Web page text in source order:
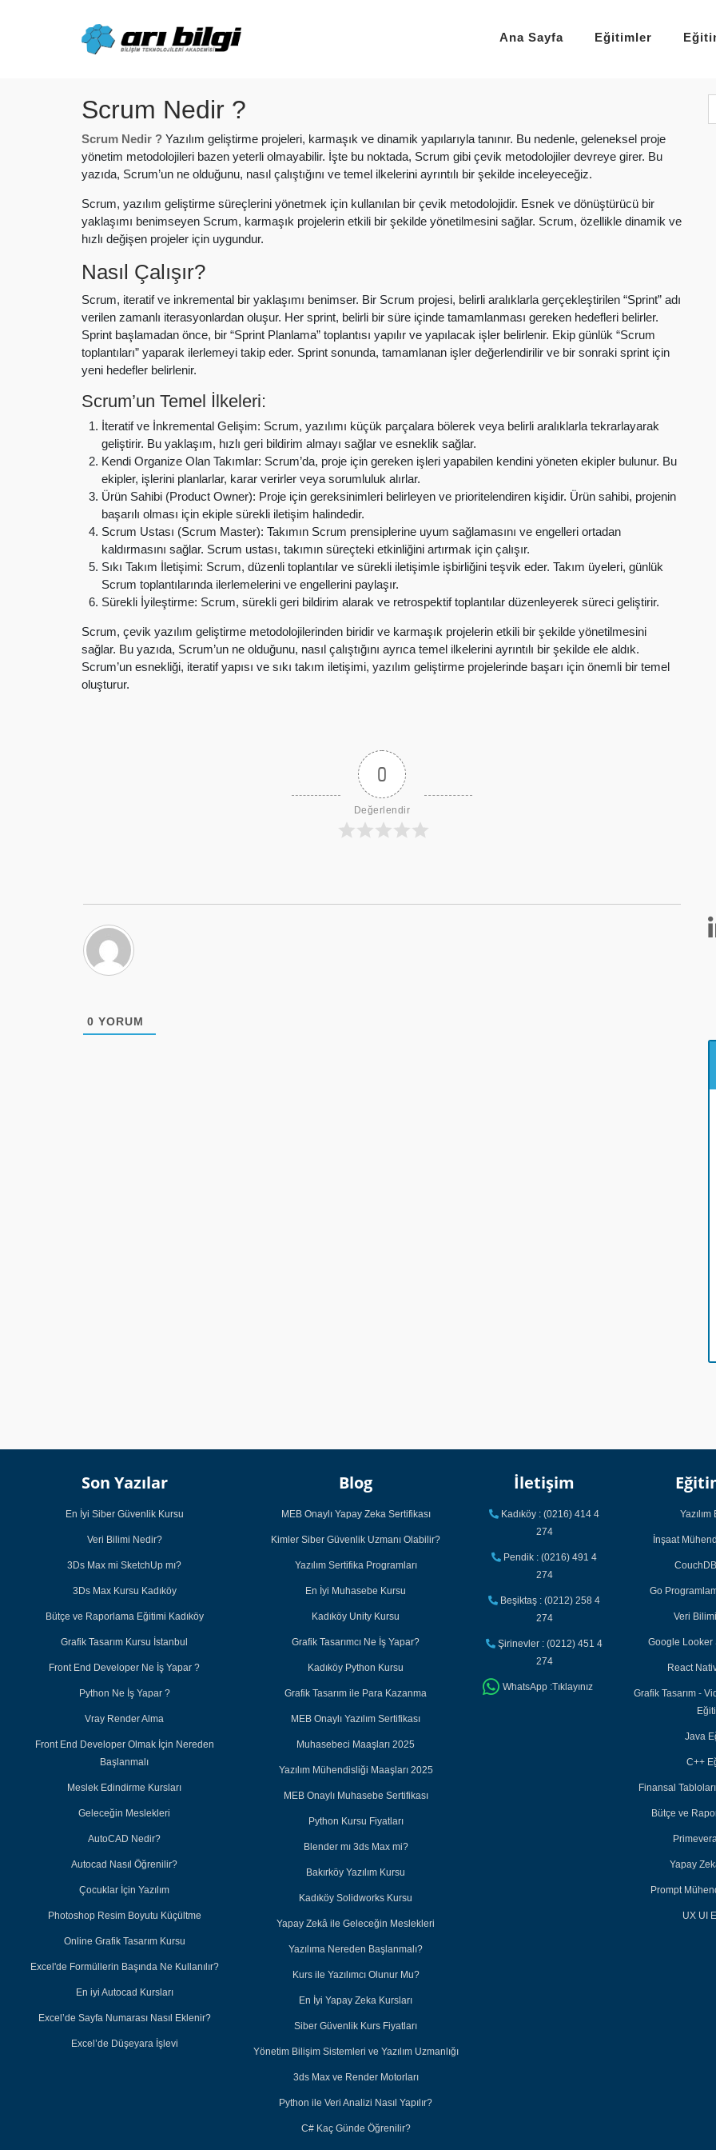
Ana Sayfa Eğitimler
Scrum Nedir ?
Scrum Nedir ? Yazılım geliştirme projeleri, karmaşık ve dinamik yapılarıyla tanınır. Bu nedenle, geleneksel proje
yönetim metodolojileri bazen yeterli olmayabilir. İşte bu noktada, Scrum gibi çevik metodolojiler devreye girer. Bu
yazıda, Scrum’un ne olduğunu, nasıl çalıştığını ve temel ilkelerini ayrıntılı bir şekilde inceleyeceğiz.
Scrum, yazılım geliştirme süreçlerini yönetmek için kullanılan bir çevik metodolojidir. Esnek ve dönüştürücü bir
yaklaşımı benimseyen Scrum, karmaşık projelerin etkili bir şekilde yönetilmesini sağlar. Scrum, özellikle dinamik ve
hızlı değişen projeler için uygundur.
Nasıl Çalışır?
Scrum, iteratif ve inkremental bir yaklaşımı benimser. Bir Scrum projesi, belirli aralıklarla gerçekleştirilen “Sprint” adı
verilen zamanlı iterasyonlardan oluşur. Her sprint, belirli bir süre içinde tamamlanması gereken hedefleri belirler.
Sprint başlamadan önce, bir “Sprint Planlama” toplantısı yapılır ve yapılacak işler belirlenir. Ekip günlük “Scrum
toplantıları” yaparak ilerlemeyi takip eder. Sprint sonunda, tamamlanan işler değerlendirilir ve bir sonraki sprint için
yeni hedefler belirlenir.
Scrum’un Temel İlkeleri:
İteratif ve İnkremental Gelişim: Scrum, yazılımı küçük parçalara bölerek veya belirli aralıklarla tekrarlayarak
geliştirir. Bu yaklaşım, hızlı geri bildirim almayı sağlar ve esneklik sağlar.
Kendi Organize Olan Takımlar: Scrum’da, proje için gereken işleri yapabilen kendini yöneten ekipler bulunur. Bu
ekipler, işlerini planlarlar, karar verirler veya sorumluluk alırlar.
Ürün Sahibi (Product Owner): Proje için gereksinimleri belirleyen ve prioritelendiren kişidir. Ürün sahibi, projenin
başarılı olması için ekiple sürekli iletişim halindedir.
Scrum Ustası (Scrum Master): Takımın Scrum prensiplerine uyum sağlamasını ve engelleri ortadan
kaldırmasını sağlar. Scrum ustası, takımın süreçteki etkinliğini artırmak için çalışır.
Sıkı Takım İletişimi: Scrum, düzenli toplantılar ve sürekli iletişimle işbirliğini teşvik eder. Takım üyeleri, günlük
Scrum toplantılarında ilerlemelerini ve engellerini paylaşır.
Sürekli İyileştirme: Scrum, sürekli geri bildirim alarak ve retrospektif toplantılar düzenleyerek süreci geliştirir.
Scrum, çevik yazılım geliştirme metodolojilerinden biridir ve karmaşık projelerin etkili bir şekilde yönetilmesini
sağlar. Bu yazıda, Scrum’un ne olduğunu, nasıl çalıştığını ayrıca temel ilkelerini ayrıntılı bir şekilde ele aldık.
Scrum’un esnekliği, iteratif yapısı ve sıkı takım iletişimi, yazılım geliştirme projelerinde başarı için önemli bir temel
oluşturur.
0
Değerlendir
0 YORUM
Son Yazılar
En İyi Siber Güvenlik Kursu
Veri Bilimi Nedir?
3Ds Max mi SketchUp mı?
3Ds Max Kursu Kadıköy
Bütçe ve Raporlama Eğitimi Kadıköy
Grafik Tasarım Kursu İstanbul
Front End Developer Ne İş Yapar ?
Python Ne İş Yapar ?
Vray Render Alma
Front End Developer Olmak İçin Nereden
Başlanmalı
Meslek Edindirme Kursları
Geleceğin Meslekleri
AutoCAD Nedir?
Autocad Nasıl Öğrenilir?
Çocuklar İçin Yazılım
Photoshop Resim Boyutu Küçültme
Online Grafik Tasarım Kursu
Excel'de Formüllerin Başında Ne Kullanılır?
En iyi Autocad Kursları
Excel’de Sayfa Numarası Nasıl Eklenir?
Excel’de Düşeyara İşlevi
Blog
MEB Onaylı Yapay Zeka Sertifikası
Kimler Siber Güvenlik Uzmanı Olabilir?
Yazılım Sertifika Programları
En İyi Muhasebe Kursu
Kadıköy Unity Kursu
Grafik Tasarımcı Ne İş Yapar?
Kadıköy Python Kursu
Grafik Tasarım ile Para Kazanma
MEB Onaylı Yazılım Sertifikası
Muhasebeci Maaşları 2025
Yazılım Mühendisliği Maaşları 2025
MEB Onaylı Muhasebe Sertifikası
Python Kursu Fiyatları
Blender mı 3ds Max mi?
Bakırköy Yazılım Kursu
Kadıköy Solidworks Kursu
Yapay Zekâ ile Geleceğin Meslekleri
Yazılıma Nereden Başlanmalı?
Kurs ile Yazılımcı Olunur Mu?
En İyi Yapay Zeka Kursları
Siber Güvenlik Kurs Fiyatları
Yönetim Bilişim Sistemleri ve Yazılım Uzmanlığı
3ds Max ve Render Motorları
Python ile Veri Analizi Nasıl Yapılır?
C# Kaç Günde Öğrenilir?
İletişim
Kadıköy : (0216) 414 4
274
Pendik : (0216) 491 4
274
Beşiktaş : (0212) 258 4
274
Şirinevler : (0212) 451 4
274
WhatsApp :Tıklayınız
İnşaat
Go
Veri
Google Looker
React
Grafik Tasarım -
Java
C++
Finansal
Bütçe ve
Yapay
Prompt
UX UI